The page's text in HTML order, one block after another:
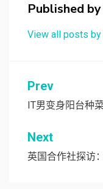
Published by
View all posts by
文
章
导
航
Prev
IT男变身阳台种
Next
英国合作社探访